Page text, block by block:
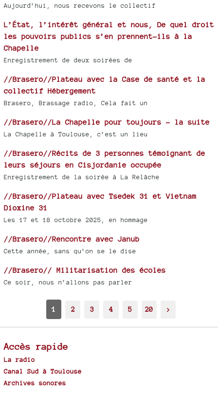
Aujourd’hui, nous recevons le collectif
L’État, l’intérêt général et nous, De quel droit
les pouvoirs publics s’en prennent-ils à la
Chapelle
Enregistrement de deux soirées de
//Brasero//Plateau avec la Case de santé et la
collectif Hébergement
Brasero, Brassage radio, Cela fait un
//Brasero//La Chapelle pour toujours - la suite
La Chapelle à Toulouse, c’est un lieu
//Brasero//Récits de 3 personnes témoignant de
leurs séjours en Cisjordanie occupée
Enregistrement de la soirée à La Relâche
//Brasero//Plateau avec Tsedek 31 et Vietnam
Dioxine 31
Les 17 et 18 octobre 2025, en hommage
//Brasero//Rencontre avec Janub
Cette année, sans qu’on se le dise
//Brasero// Militarisation des écoles
Ce soir, nous n’allons pas parler
1 2 3 4 5 20 >
Accès rapide
La radio
Canal Sud à Toulouse
Archives sonores